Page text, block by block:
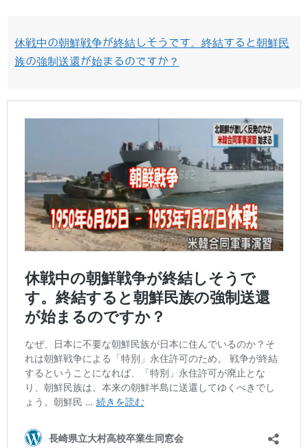
休戦中の朝鮮戦争が終結しそうです。終結すると朝鮮民
族の強制送還が始まるのですか？